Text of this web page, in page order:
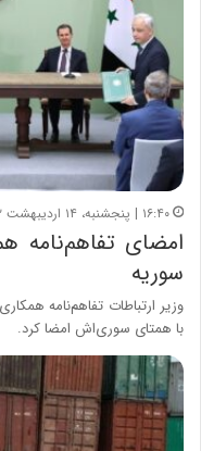
۱۶:۴۰ | پنجشنبه، ۱۴ اردیبهشت ۱۴۰۲
امضای تفاهم‌نامه
سوریه
وزیر ارتباطات تفاهم‌نامه
با همتای سوری‌اش امضا کرد.